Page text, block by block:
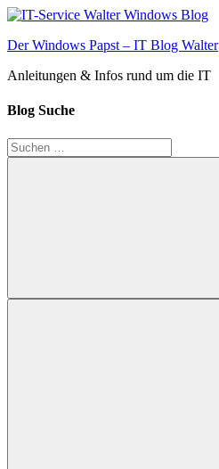
Zum
springen
Der Windows Papst – IT Blog Walter
Anleitungen & Infos rund um die IT
Blog Suche
Suchen
nach:
Suchen